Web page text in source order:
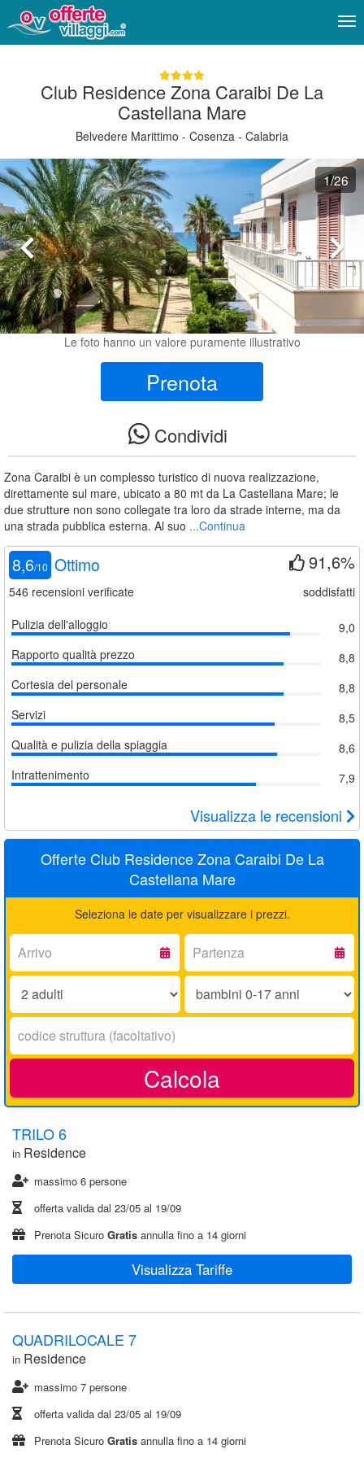
Club Residence Zona Caraibi De La
Castellana Mare
Belvedere Marittimo - Cosenza - Calabria
1/26
Le foto hanno un valore puramente illustrativo
Prenota
Condividi
Zona Caraibi è un complesso turistico di nuova realizzazione,
direttamente sul mare, ubicato a 80 mt da La Castellana Mare; le
due strutture non sono collegate tra loro da strade interne, ma da
una strada pubblica esterna. Al suo ...Continua
8,6/10 Ottimo
546 recensioni verificate
91,6%
soddisfatti
Pulizia dell'alloggio
9,0
Rapporto qualità prezzo
8,8
Cortesia del personale
8,8
Servizi
8,5
Qualità e pulizia della spiaggia
8,6
Intrattenimento
7,9
Visualizza le recensioni
Offerte Club Residence Zona Caraibi De La
Castellana Mare
Seleziona le date per visualizzare i prezzi.
Arrivo:
Partenza:
Adulti:
Bambini
17
Codice
struttura:
Calcola
TRILO 6
in Residence
massimo 6 persone
offerta valida dal 23/05 al 19/09
Prenota Sicuro Gratis annulla fino a 14 giorni
Visualizza Tariffe
QUADRILOCALE 7
in Residence
massimo 7 persone
offerta valida dal 23/05 al 19/09
Prenota Sicuro Gratis annulla fino a 14 giorni